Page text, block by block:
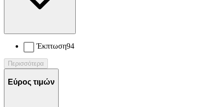
Έκπτωση94
Περισσότερα
Εύρος τιμών